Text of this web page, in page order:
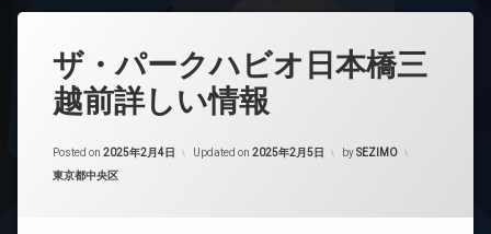
ザ・パークハビオ日本橋三
越前詳しい情報
Posted on 2025年2月4日 Updated on 2025年2月5日 bySEZIMO
カテゴリー:
東京都中央区